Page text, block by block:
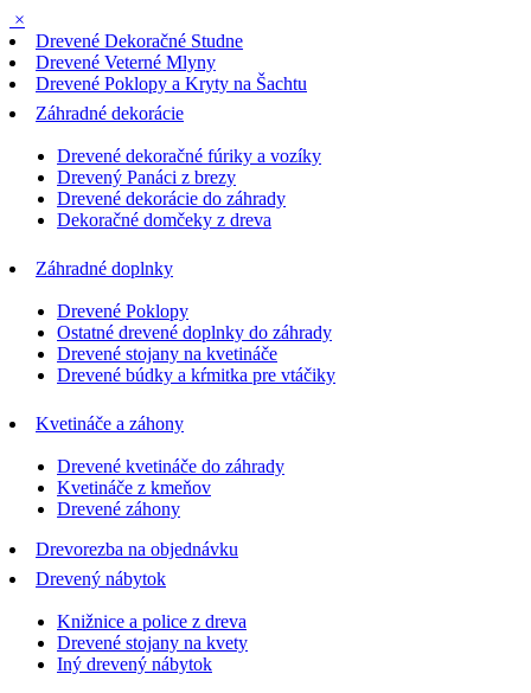
×
Drevené Dekoračné Studne
Drevené Veterné Mlyny
Drevené Poklopy a Kryty na Šachtu
Záhradné dekorácie
Drevené dekoračné fúriky a vozíky
Drevený Panáci z brezy
Drevené dekorácie do záhrady
Dekoračné domčeky z dreva
Záhradné doplnky
Drevené Poklopy
Ostatné drevené doplnky do záhrady
Drevené stojany na kvetináče
Drevené búdky a kŕmitka pre vtáčiky
Kvetináče a záhony
Drevené kvetináče do záhrady
Kvetináče z kmeňov
Drevené záhony
Drevorezba na objednávku
Drevený nábytok
Knižnice a police z dreva
Drevené stojany na kvety
Iný drevený nábytok